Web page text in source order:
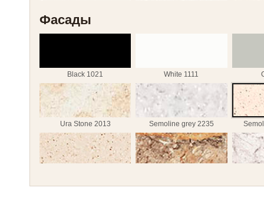
Freestyle 5018 Weisshorn 7001
White Marble 7402 Galaxy black 7420
Фасады
Black 1021 White 1111
Ura Stone 2013 Semoline grey 2235